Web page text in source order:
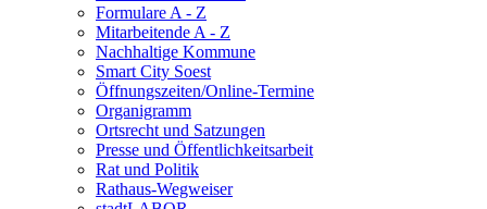
Formulare A - Z
Mitarbeitende A - Z
Nachhaltige Kommune
Smart City Soest
Öffnungszeiten/Online-Termine
Organigramm
Ortsrecht und Satzungen
Presse und Öffentlichkeitsarbeit
Rat und Politik
Rathaus-Wegweiser